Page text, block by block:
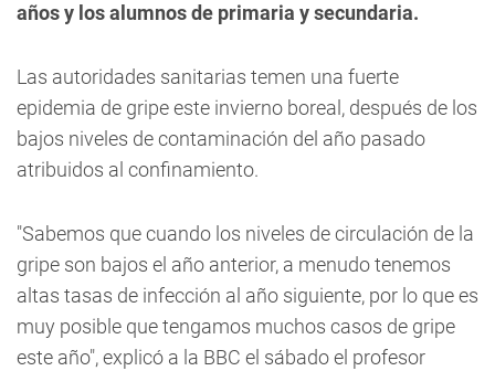
años y los alumnos de primaria y secundaria.
Las autoridades sanitarias temen una fuerte
epidemia de gripe este invierno boreal, después de los
bajos niveles de contaminación del año pasado
atribuidos al confinamiento.
"Sabemos que cuando los niveles de circulación de la
gripe son bajos el año anterior, a menudo tenemos
altas tasas de infección al año siguiente, por lo que es
muy posible que tengamos muchos casos de gripe
este año", explicó a la BBC el sábado el profesor